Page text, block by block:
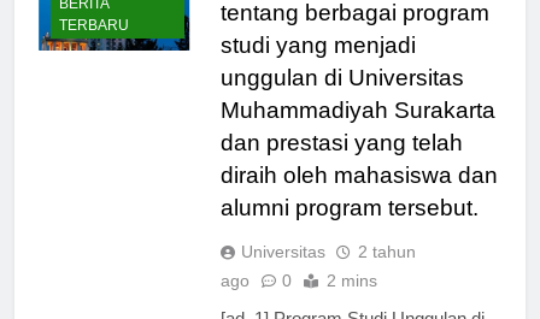
BERITA
TERBARU
tentang berbagai program
studi yang menjadi
unggulan di Universitas
Muhammadiyah Surakarta
dan prestasi yang telah
diraih oleh mahasiswa dan
alumni program tersebut.
Universitas
2 tahun